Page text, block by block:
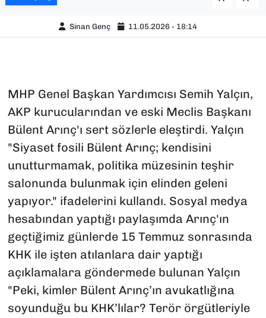
Sinan Genç 11.05.2026 - 18:14
MHP Genel Başkan Yardımcısı Semih Yalçın,
AKP kurucularından ve eski Meclis Başkanı
Bülent Arınç'ı sert sözlerle eleştirdi. Yalçın
"Siyaset fosili Bülent Arınç; kendisini
unutturmamak, politika müzesinin teşhir
salonunda bulunmak için elinden geleni
yapıyor." ifadelerini kullandı. Sosyal medya
hesabından yaptığı paylaşımda Arınç'ın
geçtiğimiz günlerde 15 Temmuz sonrasında
KHK ile işten atılanlara dair yaptığı
açıklamalara göndermede bulunan Yalçın
"Peki, kimler Bülent Arınç’ın avukatlığına
soyunduğu bu KHK’lılar? Terör örgütleriyle